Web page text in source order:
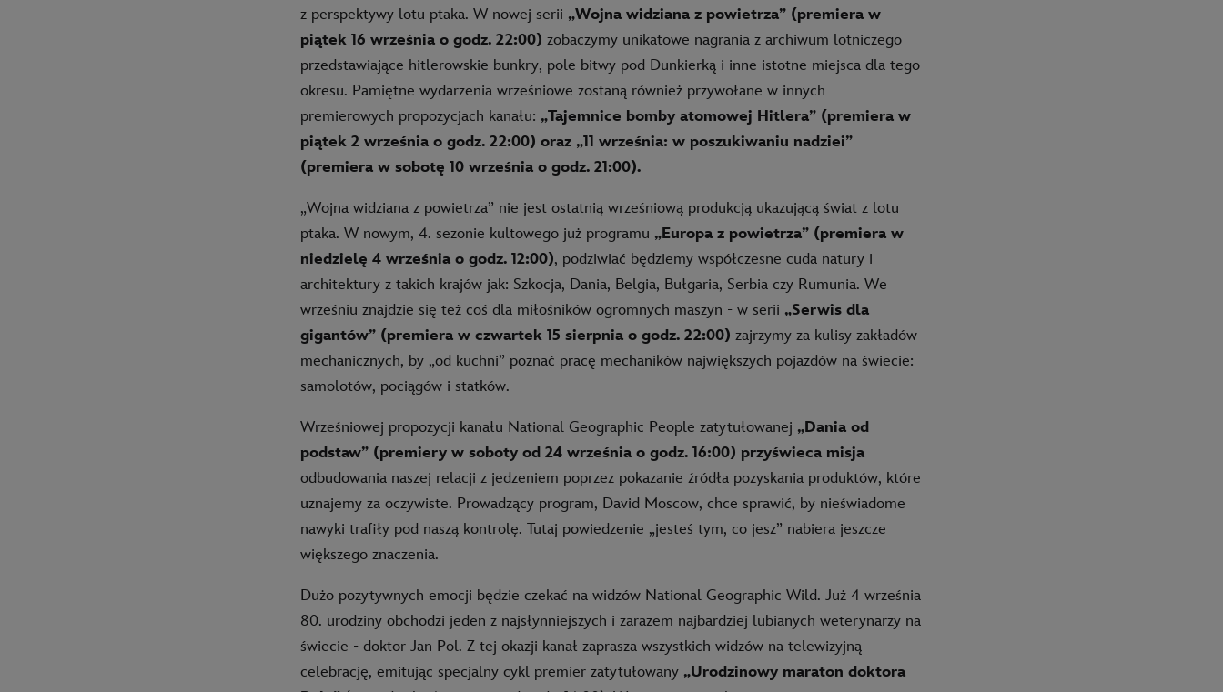
z perspektywy lotu ptaka. W nowej serii „Wojna widziana z powietrza” (premiera w
piątek 16 września o godz. 22:00) zobaczymy unikatowe nagrania z archiwum lotniczego
przedstawiające hitlerowskie bunkry, pole bitwy pod Dunkierką i inne istotne miejsca dla tego
okresu. Pamiętne wydarzenia wrześniowe zostaną również przywołane w innych
premierowych propozycjach kanału: „Tajemnice bomby atomowej Hitlera” (premiera w
piątek 2 września o godz. 22:00) oraz „11 września: w poszukiwaniu nadziei”
(premiera w sobotę 10 września o godz. 21:00).
„Wojna widziana z powietrza” nie jest ostatnią wrześniową produkcją ukazującą świat z lotu
ptaka. W nowym, 4. sezonie kultowego już programu „Europa z powietrza” (premiera w
niedzielę 4 września o godz. 12:00), podziwiać będziemy współczesne cuda natury i
architektury z takich krajów jak: Szkocja, Dania, Belgia, Bułgaria, Serbia czy Rumunia. We
wrześniu znajdzie się też coś dla miłośników ogromnych maszyn - w serii „Serwis dla
gigantów” (premiera w czwartek 15 sierpnia o godz. 22:00) zajrzymy za kulisy zakładów
mechanicznych, by „od kuchni” poznać pracę mechaników największych pojazdów na świecie:
samolotów, pociągów i statków.
Wrześniowej propozycji kanału National Geographic People zatytułowanej „Dania od
podstaw” (premiery w soboty od 24 września o godz. 16:00) przyświeca misja
odbudowania naszej relacji z jedzeniem poprzez pokazanie źródła pozyskania produktów, które
uznajemy za oczywiste. Prowadzący program, David Moscow, chce sprawić, by nieświadome
nawyki trafiły pod naszą kontrolę. Tutaj powiedzenie „jesteś tym, co jesz” nabiera jeszcze
większego znaczenia.
Dużo pozytywnych emocji będzie czekać na widzów National Geographic Wild. Już 4 września
80. urodziny obchodzi jeden z najsłynniejszych i zarazem najbardziej lubianych weterynarzy na
świecie - doktor Jan Pol. Z tej okazji kanał zaprasza wszystkich widzów na telewizyjną
celebrację, emitując specjalny cykl premier zatytułowany „Urodzinowy maraton doktora